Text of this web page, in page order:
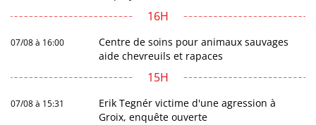
16H
07/08 à 16:00
Centre de soins pour animaux sauvages
aide chevreuils et rapaces
15H
07/08 à 15:31
Erik Tegnér victime d'une agression à
Groix, enquête ouverte